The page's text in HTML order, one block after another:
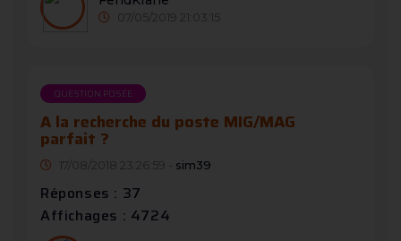
07/05/2019 21:03:15
QUESTION POSÉE
A la recherche du poste MIG/MAG
parfait ?
17/08/2018 23:26:59 - sim39
Réponses : 37
Affichages : 4724